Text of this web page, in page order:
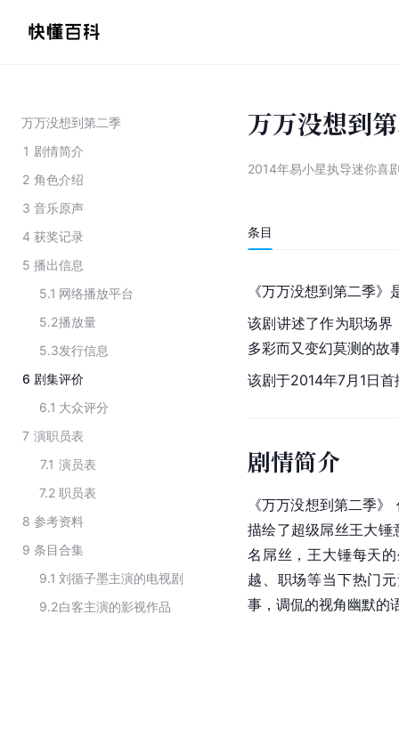
万万没想到第二季
1 剧情简介
2 角色介绍
3 音乐原声
4 获奖记录
5 播出信息
5.1 网络播放平台
5.2播放量
5.3发行信息
6 剧集评价
6.1 大众评分
7 演职员表
7.1 演员表
7.2 职员表
8 参考资料
9 条目合集
9.1 刘循子墨主演的电视剧
9.2白客主演的影视作品
万万没想到
2014年易小星执导迷你喜
条目
《万万没想到第二季》
该剧讲述了作为职场
多彩而又变幻莫测的故
该剧于2014年7月1日首
剧情简介
《万万没想到第二季
描绘了超级屌丝王大锤
名屌丝，王大锤每天
越、职场等当下热门
事，调侃的视角幽默的